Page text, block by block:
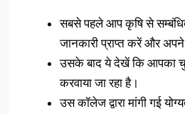
सबसे पहले आप कृषि से
जानकारी प्राप्त करें और
उसके बाद ये देखें कि आपका
करवाया जा रहा है।
उस कॉलेज द्वारा मांगी गई